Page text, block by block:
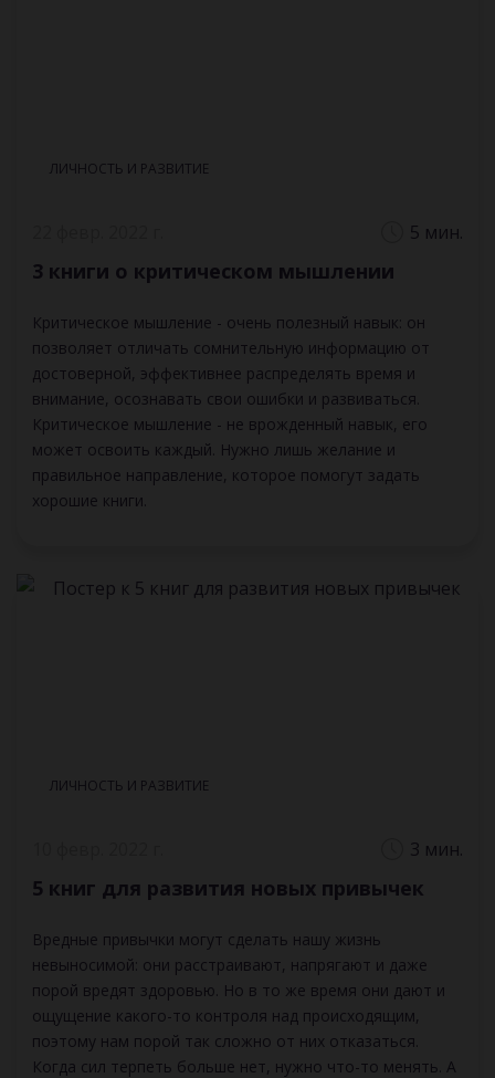
ЛИЧНОСТЬ И РАЗВИТИЕ
5 мин.
3 книги о критическом мышлении
Критическое мышление - очень полезный навык: он
позволяет отличать сомнительную информацию от
достоверной, эффективнее распределять время и
внимание, осознавать свои ошибки и развиваться.
Критическое мышление - не врожденный навык, его
может освоить каждый. Нужно лишь желание и
правильное направление, которое помогут задать
хорошие книги.
ЛИЧНОСТЬ И РАЗВИТИЕ
3 мин.
5 книг для развития новых привычек
Вредные привычки могут сделать нашу жизнь
невыносимой: они расстраивают, напрягают и даже
порой вредят здоровью. Но в то же время они дают и
ощущение какого-то контроля над происходящим,
поэтому нам порой так сложно от них отказаться.
Когда сил терпеть больше нет, нужно что-то менять. А